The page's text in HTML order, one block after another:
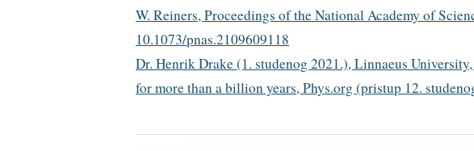
W. Reiners,Proceedings of the National Academy of
10.1073/pnas.2109609118
Dr. Henrik Drake (1. studenog 2021.), Linnaeus
for more than a billion years, Phys.org (pristup 12.